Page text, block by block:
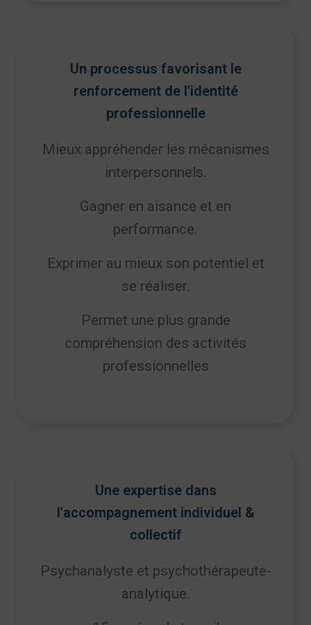
Un processus favorisant le
renforcement de l'identité
professionnelle
Mieux appréhender les mécanismes
interpersonnels.
Gagner en aisance et en
performance.
Exprimer au mieux son potentiel et
se réaliser.
Permet une plus grande
compréhension des activités
professionnelles
Une expertise dans
l'accompagnement individuel &
collectif
Psychanalyste et psychothérapeute-
analytique.